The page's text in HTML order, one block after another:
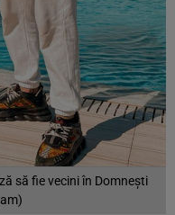
să fie vecini în Domnești